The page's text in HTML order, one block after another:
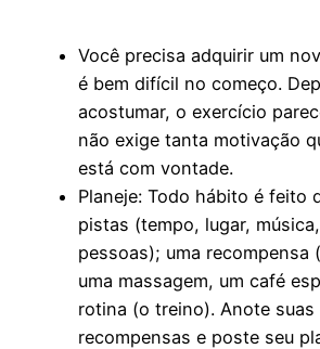
Você precisa adquirir um
é bem difícil no começo.
acostumar, o exercício
não exige tanta motivação
está com vontade.
Planeje: Todo hábito é feito
pistas (tempo, lugar,
pessoas); uma recompensa
uma massagem, um café
rotina (o treino). Anote suas
recompensas e poste seu